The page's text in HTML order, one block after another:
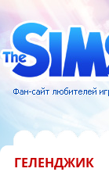
ГЕЛЕНДЖИК